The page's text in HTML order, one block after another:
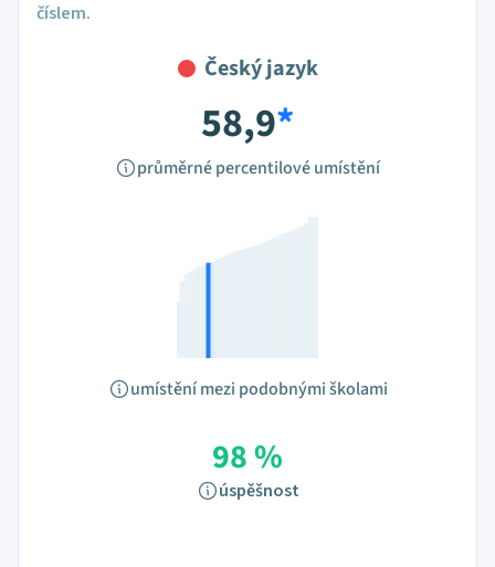
číslem.
Český jazyk
58,9*
průměrné percentilové umístění
umístění mezi podobnými školami
98 %
úspěšnost